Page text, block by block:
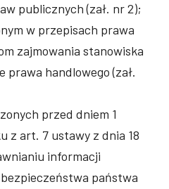
publicznych (zał. nr 2);
w przepisach prawa
zajmowania stanowiska
prawa handlowego (zał.
przed dniem 1
z art. 7 ustawy z dnia 18
informacji
państwa